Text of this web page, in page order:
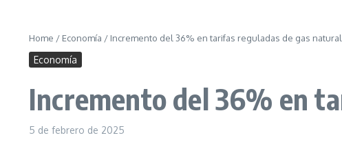
Home / Economía / Incremento del 36% en tarifas reguladas de gas
Economía
Incremento del 36% en
5 de febrero de 2025